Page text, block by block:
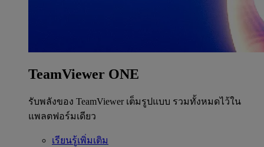
TeamViewer ONE
รับพลังของ TeamViewer เต็มรูปแบบ รวมทั้งหมดไว้ใน
แพลตฟอร์มเดียว
เรียนรู้เพิ่มเติม